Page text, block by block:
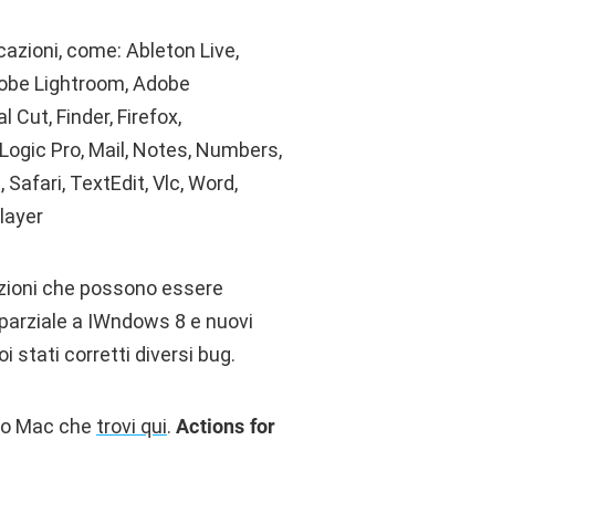
come: Ableton Live,
Lightroom, Adobe
Cut, Finder, Firefox,
Pro, Mail, Notes, Numbers,
TextEdit, Vlc, Word,
che possono essere
a IWndows 8 e nuovi
stati corretti diversi bug.
Mac che trovi qui. Actions for